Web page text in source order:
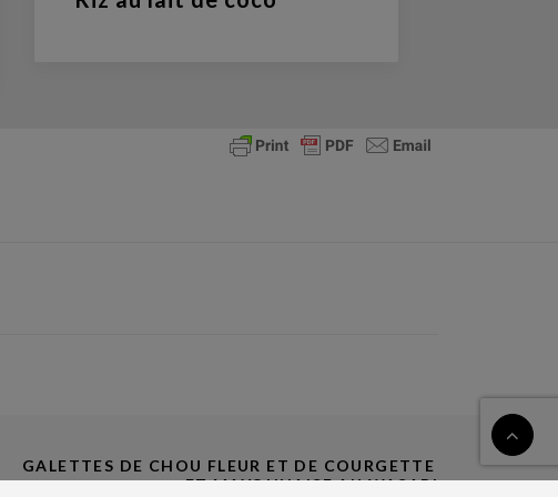
GALETTES DE CHOU FLEUR ET DE COURGETTE
ET MAYONNAISE AU WASABI